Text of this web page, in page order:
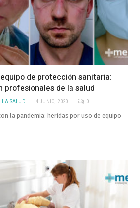
de protección sanitaria:
profesionales de la salud
LA SALUD 4 JUNIO, 2020 0
la pandemia: heridas por uso de equipo